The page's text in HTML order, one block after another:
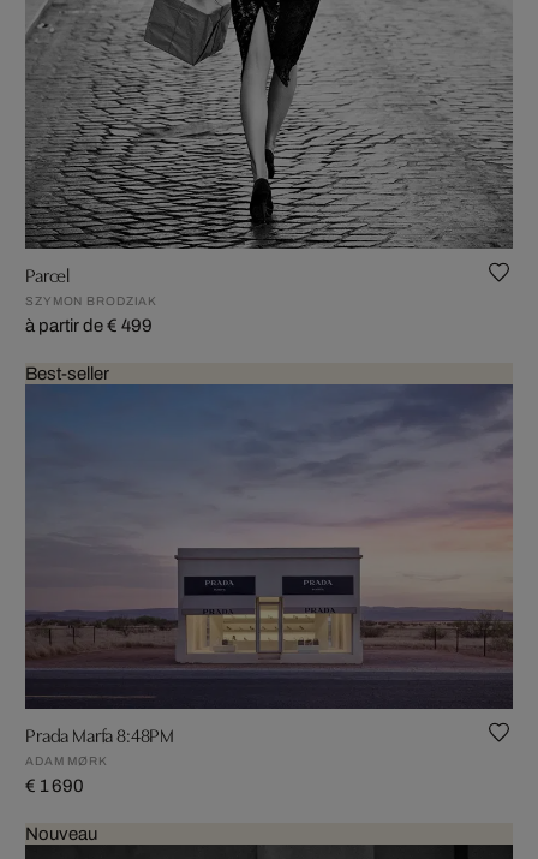
Parcel
SZYMON BRODZIAK
à partir de € 499
Best-seller
Prada Marfa 8:48PM
ADAM MØRK
€ 1 690
Nouveau